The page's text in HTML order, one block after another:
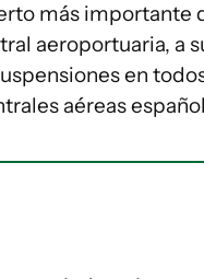
más importante
aeroportuaria, a
en
aéreas